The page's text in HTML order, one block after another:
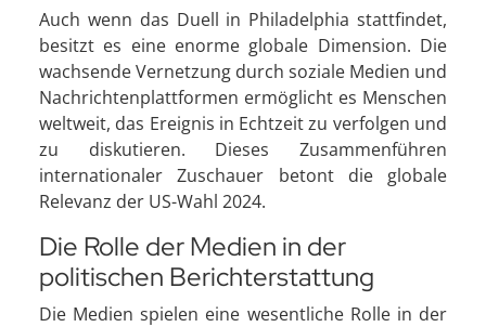
Auch wenn das Duell in Philadelphia stattfindet,
besitzt es eine enorme globale Dimension. Die
wachsende Vernetzung durch soziale Medien und
Nachrichtenplattformen ermöglicht es Menschen
weltweit, das Ereignis in Echtzeit zu verfolgen und
zu diskutieren. Dieses Zusammenführen
internationaler Zuschauer betont die globale
Relevanz der US-Wahl 2024.
Die Rolle der Medien in der
politischen Berichterstattung
Die Medien spielen eine wesentliche Rolle in der